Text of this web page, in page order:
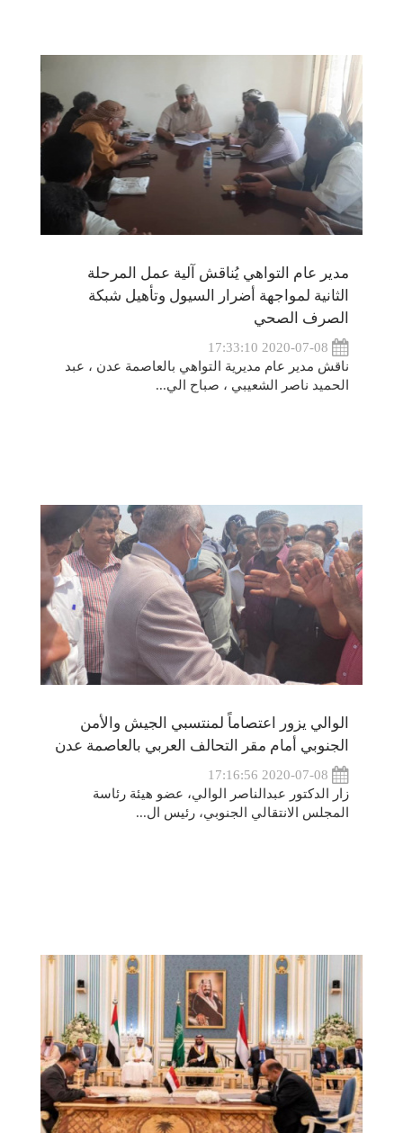
مدير عام التواهي يُناقش آلية عمل المرحلة
الثانية لمواجهة أضرار السيول وتأهيل شبكة
الصرف الصحي
ناقش مدير عام مديرية التواهي بالعاصمة عدن ، عبد
الحميد ناصر الشعيبي ، صباح الي...
الوالي يزور اعتصاماً لمنتسبي الجيش والأمن
الجنوبي أمام مقر التحالف العربي بالعاصمة عدن
زار الدكتور عبدالناصر الوالي، عضو هيئة رئاسة
المجلس الانتقالي الجنوبي، رئيس ال...